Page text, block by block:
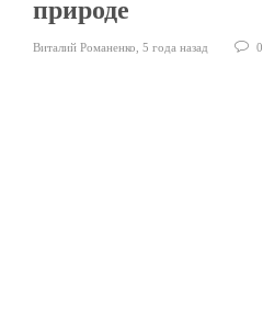
природе
Виталий Романенко 5 года назад 0